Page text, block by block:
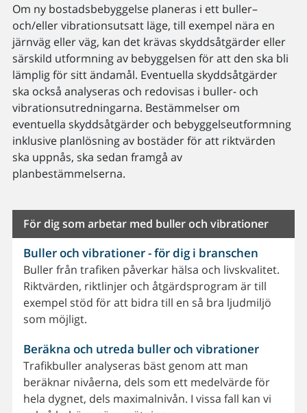
Om ny bostadsbebyggelse planeras i ett buller–
och/eller vibrationsutsatt läge, till exempel nära en
järnväg eller väg, kan det krävas skyddsåtgärder eller
särskild utformning av bebyggelsen för att den ska bli
lämplig för sitt ändamål. Eventuella skyddsåtgärder
ska också analyseras och redovisas i buller- och
vibrationsutredningarna. Bestämmelser om
eventuella skyddsåtgärder och bebyggelseutformning
inklusive planlösning av bostäder för att riktvärden
ska uppnås, ska sedan framgå av
planbestämmelserna.
För dig som arbetar med buller och vibrationer
Buller och vibrationer - för dig i branschen
Buller från trafiken påverkar hälsa och livskvalitet.
Riktvärden, riktlinjer och åtgärdsprogram är till
exempel stöd för att bidra till en så bra ljudmiljö
som möjligt.
Beräkna och utreda buller och vibrationer
Trafikbuller analyseras bäst genom att man
beräknar nivåerna, dels som ett medelvärde för
hela dygnet, dels maximalnivån. I vissa fall kan vi